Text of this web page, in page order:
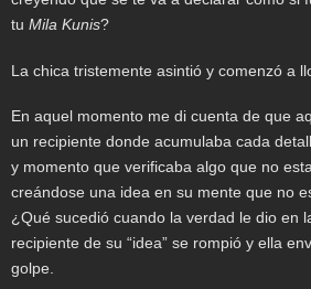
tu Mila Kunis?
La chica tristemente asintió y comenzó a
En aquel momento me di cuenta de que
un recipiente donde acumulaba cada
y momento que verificaba algo que no
creándose una idea en su mente que no
¿Qué sucedió cuando la verdad le dio en
recipiente de su “idea” se rompió y ella
golpe.